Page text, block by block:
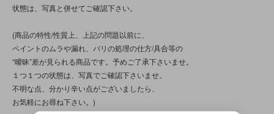
状態は、写真と併せてご確認下さい。
(商品の特性/性質上、上記の問題以前に、
ペイントのムラや漏れ、バリの処理の仕方/具合等の
“曖昧”差が見られる商品です。予めご了承下さいませ。
１つ１つの状態は、写真でご確認下さいませ。
不明な点、分かり辛い点がございましたら、
お気軽にお尋ね下さい。)